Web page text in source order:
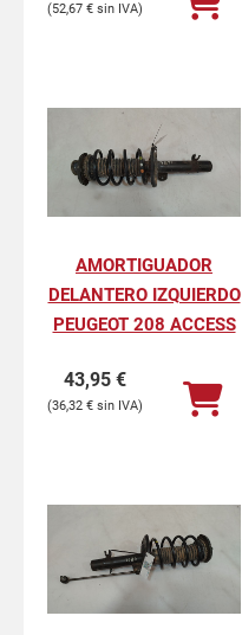
52,67 €
AMORTIGUADOR
DELANTERO IZQUIERDO
PEUGEOT 208 ACCESS
43,95 €
36,32 €